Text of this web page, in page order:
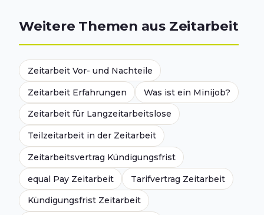
Weitere Themen aus Zeitarbeit
Zeitarbeit Vor- und Nachteile
Zeitarbeit Erfahrungen Was ist ein Minijob?
Zeitarbeit für Langzeitarbeitslose
Teilzeitarbeit in der Zeitarbeit
Zeitarbeitsvertrag Kündigungsfrist
equal Pay Zeitarbeit Tarifvertrag Zeitarbeit
Kündigungsfrist Zeitarbeit